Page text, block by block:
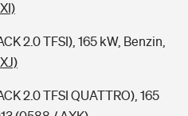
2.0 TFSI), 165 kW, Benzin,
2.0 TFSI QUATTRO), 165